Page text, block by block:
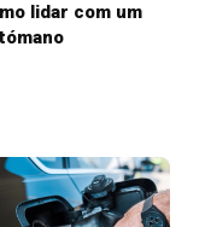
lidar com um